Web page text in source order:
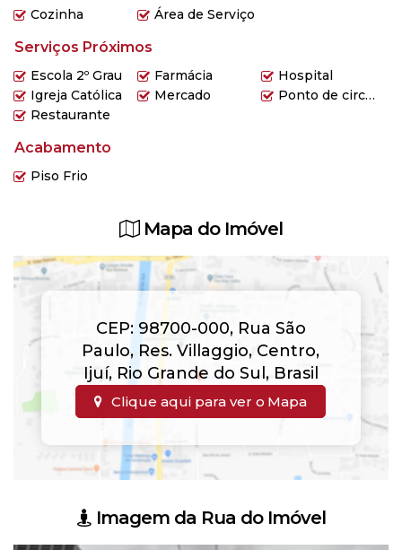
Cozinha Área de Serviço
Serviços Próximos
Escola 2º Grau Farmácia
Hospital
Igreja Católica
Mercado
Ponto de circular
Restaurante
Acabamento
Piso Frio
Mapa do Imóvel
CEP: 98700-000, Rua São
Paulo, Res. Villaggio, Centro,
Ijuí, Rio Grande do Sul , Brasil
Clique aqui para ver o Mapa
Imagem da Rua do Imóvel